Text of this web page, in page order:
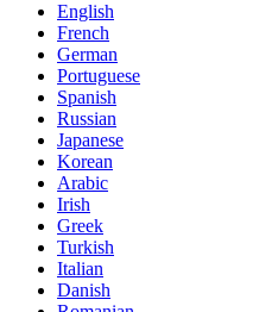
English
French
German
Portuguese
Spanish
Russian
Japanese
Korean
Arabic
Irish
Greek
Turkish
Italian
Danish